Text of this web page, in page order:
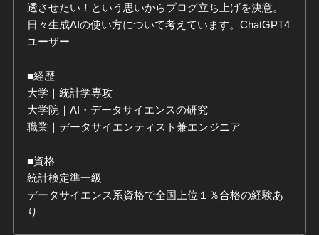
透させたい！という思いからブログ立ち上げを決意。
日々生成AIの使い方について考えています。ChatGPT4
ユーザー
■経歴
大学｜統計学専攻
大学院｜AI・データサイエンスの研究
職業｜データサイエンティスト兼エンジニア
■資格
統計検定準一級
データサイエンス系資格で全国上位１％合格の経験あ
り